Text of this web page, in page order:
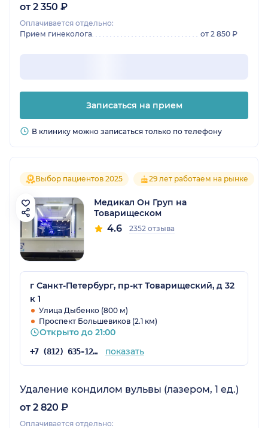
от 2 350 ₽
Оплачивается отдельно:
Прием гинеколога
от 2 850 ₽
Записаться на прием
В клинику можно записаться только по телефону
Выбор пациентов 2025 29 лет работаем на рынке
Медикал Он Груп на
Товарищеском
4.6 2352 отзыва
г Санкт-Петербург, пр-кт Товарищеский, д 32
к 1
Улица Дыбенко (800 м)
Проспект Большевиков (2.1 км)
Открыто до 21:00
+7 (812) 635-12-64 показать
Удаление кондилом вульвы (лазером, 1 ед.)
от 2 820 ₽
Оплачивается отдельно: